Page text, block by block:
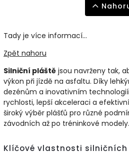
Tady je více informací...
Zpět nahoru
Silniční pláště jsou navrženy tak,
výkon při jízdě na asfaltu. Díky
dezénům a inovativním
rychlosti, lepší akceleraci a
široký výběr plášťů pro různé
závodních až po tréninkové modely.
Klíčové vlastnosti silničních